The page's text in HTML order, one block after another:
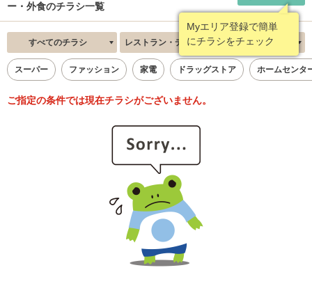
ー・外食のチラシ一覧
Myエリア登録で簡単
にチラシをチェック
すべてのチラシ レストラン・デリバリー・外食 新着順
スーパー ファッション 家電 ドラッグストア ホームセンタ
ご指定の条件では現在チラシがございません。